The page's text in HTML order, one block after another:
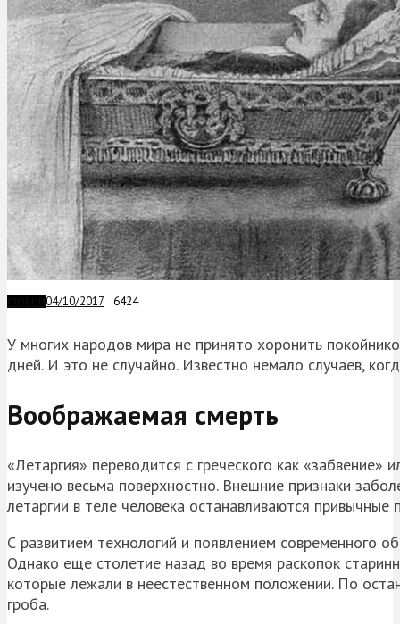
04/10/2017 6424
У многих народов мира не принято хоронить
дней. И это не случайно. Известно немало случаев,
Воображаемая смерть
«Летаргия» переводится с греческого как «забвение»
изучено весьма поверхностно. Внешние признаки
летаргии в теле человека останавливаются
С развитием технологий и появлением современного
Однако еще столетие назад во время раскопок
которые лежали в неестественном положении. По
гроба.